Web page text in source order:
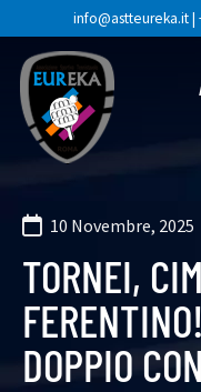
info@astteureka.it|
10 Novembre, 2025
TORNEI,
DOPPIO